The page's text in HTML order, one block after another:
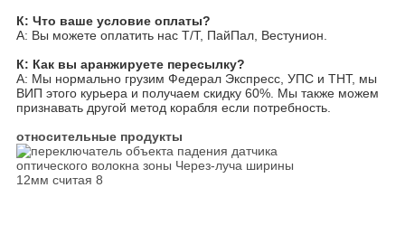
К: Что ваше условие оплаты?
А: Вы можете оплатить нас Т/Т, ПайПал, Вестунион.
К: Как вы аранжируете пересылку?
А: Мы нормально грузим Федерал Экспресс, УПС и ТНТ, мы
ВИП этого курьера и получаем скидку 60%. Мы также можем
признавать другой метод корабля если потребность.
относительные продукты